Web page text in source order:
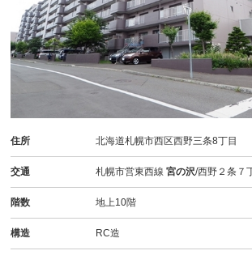
住所 北海道札幌市西区西野三条8丁目
交通 札幌市営東西線宮の沢/西野２条７
階数 地上10階
構造 RC造